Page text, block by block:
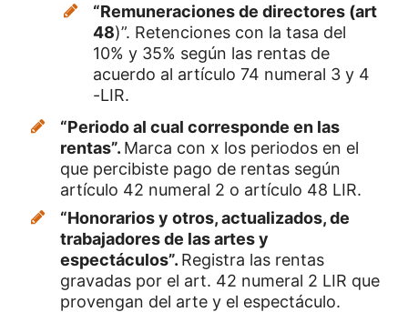
“Remuneraciones de directores (art
48)”. Retenciones con la tasa del
10% y 35% según las rentas de
acuerdo al artículo 74 numeral 3 y 4
-LIR.
“Periodo al cual corresponde en las
rentas”. Marca con x los periodos en el
que percibiste pago de rentas según
artículo 42 numeral 2 o artículo 48 LIR.
“Honorarios y otros, actualizados, de
trabajadores de las artes y
espectáculos”. Registra las rentas
gravadas por el art. 42 numeral 2 LIR que
provengan del arte y el espectáculo.